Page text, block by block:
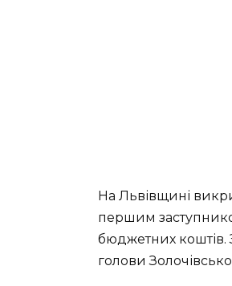
На Львівщині
першим
бюджетних коштів.
голови